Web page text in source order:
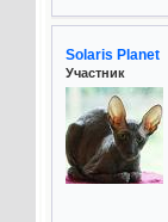
Solaris Planet
Участник